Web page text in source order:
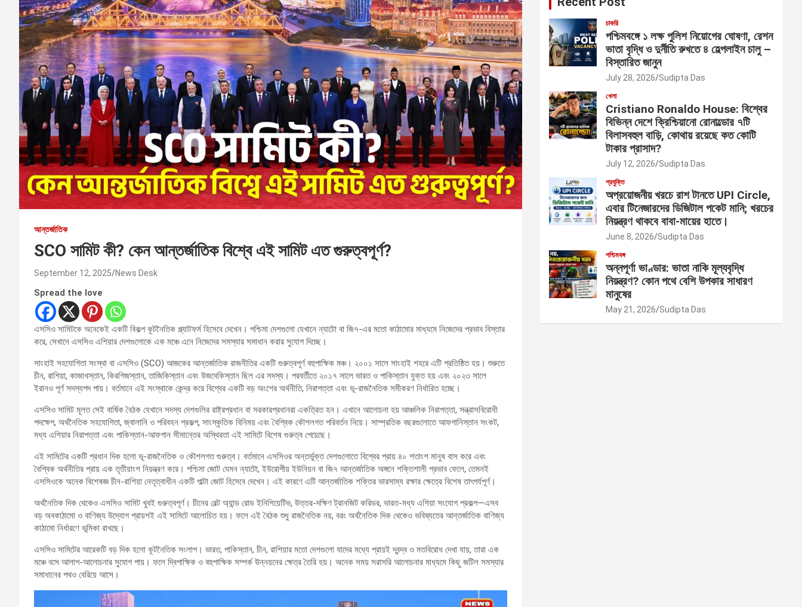
আন্তর্জাতিক
SCO সামিট কী? কেন আন্তর্জাতিক বিশ্বে এই সামিট এত গুরুত্বপূর্ণ?
September 12, 2025 News Desk
Spread the love
এসসিও সামিটকে অনেকেই একটি বিকল্প কূটনৈতিক প্ল্যাটফর্ম হিসেবে দেখেন। পশ্চিমা দেশগুলো যেখানে ন্যাটো বা জি৭-এর মতো কাঠামোর মাধ্যমে নিজেদের প্রভাব বিস্তার
করে, সেখানে এসসিও এশিয়ার দেশগুলোকে এক মঞ্চে এনে নিজেদের সমস্যার সমাধান করার সুযোগ দিচ্ছে।
সাংহাই সহযোগিতা সংস্থা বা এসসিও (SCO) আজকের আন্তর্জাতিক রাজনীতির একটি গুরুত্বপূর্ণ বহুপাক্ষিক মঞ্চ। ২০০১ সালে সাংহাই শহরে এটি প্রতিষ্ঠিত হয়। শুরুতে
চীন, রাশিয়া, কাজাখস্তান, কিরগিজস্তান, তাজিকিস্তান এবং উজবেকিস্তান ছিল এর সদস্য। পরবর্তীতে ২০১৭ সালে ভারত ও পাকিস্তান যুক্ত হয় এবং ২০২৩ সালে
ইরানও পূর্ণ সদস্যপদ পায়। বর্তমানে এই সংস্থাকে কেন্দ্র করে বিশ্বের একটি বড় অংশের অর্থনীতি, নিরাপত্তা এবং ভূ-রাজনৈতিক সমীকরণ নির্ধারিত হচ্ছে।
এসসিও সামিট মূলত সেই বার্ষিক বৈঠক যেখানে সদস্য দেশগুলির রাষ্ট্রপ্রধান বা সরকারপ্রধানরা একত্রিত হন। এখানে আলোচনা হয় আঞ্চলিক নিরাপত্তা, সন্ত্রাসবিরোধী
পদক্ষেপ, অর্থনৈতিক সহযোগিতা, জ্বালানি ও পরিবহন প্রকল্প, সাংস্কৃতিক বিনিময় এবং বৈশ্বিক কৌশলগত পরিবর্তন নিয়ে। সাম্প্রতিক বছরগুলোতে আফগানিস্তান সংকট,
মধ্য এশিয়ার নিরাপত্তা এবং পাকিস্তান-আফগান সীমান্তের অস্থিরতা এই সামিটে বিশেষ গুরুত্ব পেয়েছে।
এই সামিটের একটি প্রধান দিক হলো ভূ-রাজনৈতিক ও কৌশলগত গুরুত্ব। বর্তমানে এসসিওর অন্তর্ভুক্ত দেশগুলোতে বিশ্বের প্রায় ৪০ শতাংশ মানুষ বাস করে এবং
বৈশ্বিক অর্থনীতির প্রায় এক তৃতীয়াংশ নিয়ন্ত্রণ করে। পশ্চিমা জোট যেমন ন্যাটো, ইউরোপীয় ইউনিয়ন বা জি৭ আন্তর্জাতিক অঙ্গনে শক্তিশালী প্রভাব ফেলে, তেমনই
এসসিওকে অনেক বিশেষজ্ঞ চীন-রাশিয়া নেতৃত্বাধীন একটি পাল্টা জোট হিসেবে দেখেন। এই কারণে এটি আন্তর্জাতিক শক্তির ভারসাম্য রক্ষার ক্ষেত্রে বিশেষ তাৎপর্যপূর্ণ।
অর্থনৈতিক দিক থেকেও এসসিও সামিট খুবই গুরুত্বপূর্ণ। চীনের বেল্ট অ্যান্ড রোড ইনিশিয়েটিভ, উত্তর-দক্ষিণ ট্রানজিট করিডর, ভারত-মধ্য এশিয়া সংযোগ প্রকল্প—এসব
বড় অবকাঠামো ও বাণিজ্য উদ্যোগ প্রায়শই এই সামিটে আলোচিত হয়। ফলে এই বৈঠক শুধু রাজনৈতিক নয়, বরং অর্থনৈতিক দিক থেকেও ভবিষ্যতের আন্তর্জাতিক বাণিজ্য
কাঠামো নির্ধারণে ভূমিকা রাখছে।
এসসিও সামিটের আরেকটি বড় দিক হলো কূটনৈতিক সংলাপ। ভারত, পাকিস্তান, চীন, রাশিয়ার মতো দেশগুলো যাদের মধ্যে প্রায়ই দ্বন্দ্ব ও মতবিরোধ দেখা যায়, তারা এক
মঞ্চে বসে আলাপ-আলোচনার সুযোগ পায়। ফলে দ্বিপাক্ষিক ও বহুপাক্ষিক সম্পর্ক উন্নয়নের ক্ষেত্র তৈরি হয়। অনেক সময় সরাসরি আলোচনার মাধ্যমে কিছু জটিল সমস্যার
সমাধানের পথও বেরিয়ে আসে।
চাকরি
পশ্চিমবঙ্গে ১ লক্ষ পুলিশ নিয়োগের ঘোষণা, রেশন
ভাতা বৃদ্ধি ও দুর্নীতি রুখতে ৪ হেল্পলাইন চালু –
বিস্তারিত জানুন
July 28, 2026 Sudipta Das
খেলা
Cristiano Ronaldo House: বিশ্বের
বিভিন্ন দেশে ক্রিশ্চিয়ানো রোনাল্ডোর ৭টি
বিলাসবহুল বাড়ি, কোথায় রয়েছে কত কোটি
টাকার প্রাসাদ?
July 12, 2026 Sudipta Das
প্রযুক্তি
অপ্রয়োজনীয় খরচে রাশ টানতে UPI Circle,
এবার টিনেজারদের ডিজিটাল পকেট মানি; খরচের
নিয়ন্ত্রণ থাকবে বাবা-মায়ের হাতে।
June 8, 2026 Sudipta Das
পশ্চিমবঙ্গ
অন্নপূর্ণা ভাণ্ডার: ভাতা নাকি মূল্যবৃদ্ধি
নিয়ন্ত্রণ? কোন পথে বেশি উপকার সাধারণ
মানুষের
May 21, 2026 Sudipta Das